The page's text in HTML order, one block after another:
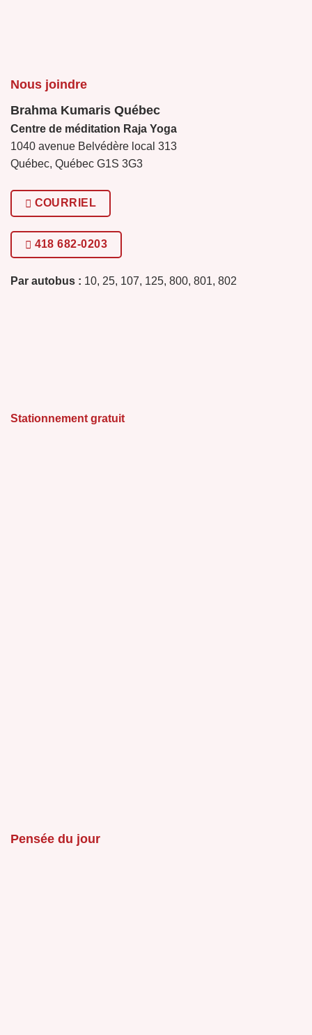
Nous joindre
Brahma Kumaris Québec
Centre de méditation Raja Yoga
1040 avenue Belvédère local 313
Québec, Québec G1S 3G3
COURRIEL
418 682-0203
Par autobus : 10, 25, 107, 125, 800, 801, 802
Stationnement gratuit
Pensée du jour